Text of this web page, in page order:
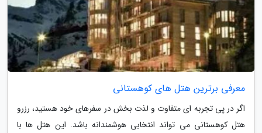
معرفی برترین هتل های کوهستانی
اگر در پی تجربه ای متفاوت و لذت بخش در سفرهای خود هستید، رزرو
هتل کوهستانی می تواند انتخابی هوشمندانه باشد. این هتل ها با